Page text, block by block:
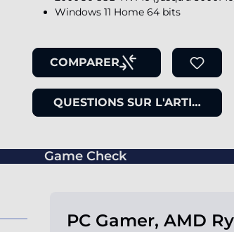
Windows 11 Home 64 bits
COMPARER
QUESTIONS SUR L'ARTICLE
Game Check
PC Gamer, AMD